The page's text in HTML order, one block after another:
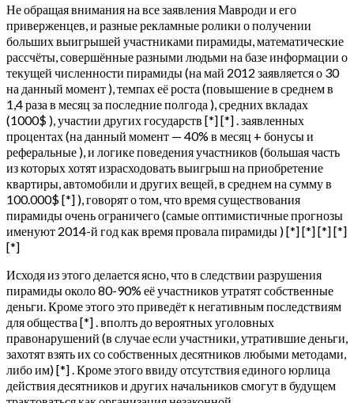
Не обращая внимания на все заявления Мавроди и его
приверженцев, и разные рекламные ролики о получении
больших выигрышей участниками пирамиды, математические
рассчёты, совершённые разными людьми на базе информации о
текущей численности пирамиды (на май 2012 заявляется о 30
на данный момент ), темпах её роста (повышение в среднем в
1,4 раза в месяц за последние полгода ), средних вкладах
(1000$ ), участии других государств [*] [*] . заявленных
процентах (на данный момент — 40% в месяц + бонусы и
реферальные ), и логике поведения участников (большая часть
из которых хотят израсходовать выигрыш на приобретение
квартиры, автомобили и других вещей, в среднем на сумму в
100.000$ [*] ), говорят о том, что время существования
пирамиды очень ограничего (самые оптимистичные прогнозы
именуют 2014-й год как время провала пирамиды ) [*] [*] [*] [*]
[*]
Исходя из этого делается ясно, что в следствии разрушения
пирамиды около 80-90% её участников утратят собственные
деньги. Кроме этого это приведёт к негативным последствиям
для общества [*] . вполть до вероятных уголовных
правонарушений (в случае если участники, утратившие деньги,
захотят взять их со собственных десятников любыми методами,
либо им) [*] . Кроме этого ввиду отсутствия единого юрлица
действия десятников и других начальников смогут в будущем